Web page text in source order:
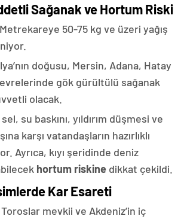
Sağanak ve Hortum Riski
Metrekareye 50-75 kg ve üzeri yağış
doğusu, Mersin, Adana, Hatay
gök gürültülü sağanak
olacak.
su baskını, yıldırım düşmesi ve
karşı vatandaşların hazırlıklı
Ayrıca, kıyı şeridinde deniz
hortum riskine dikkat çekildi.
Kar Esareti
Toroslar mevkii ve Akdeniz’in iç